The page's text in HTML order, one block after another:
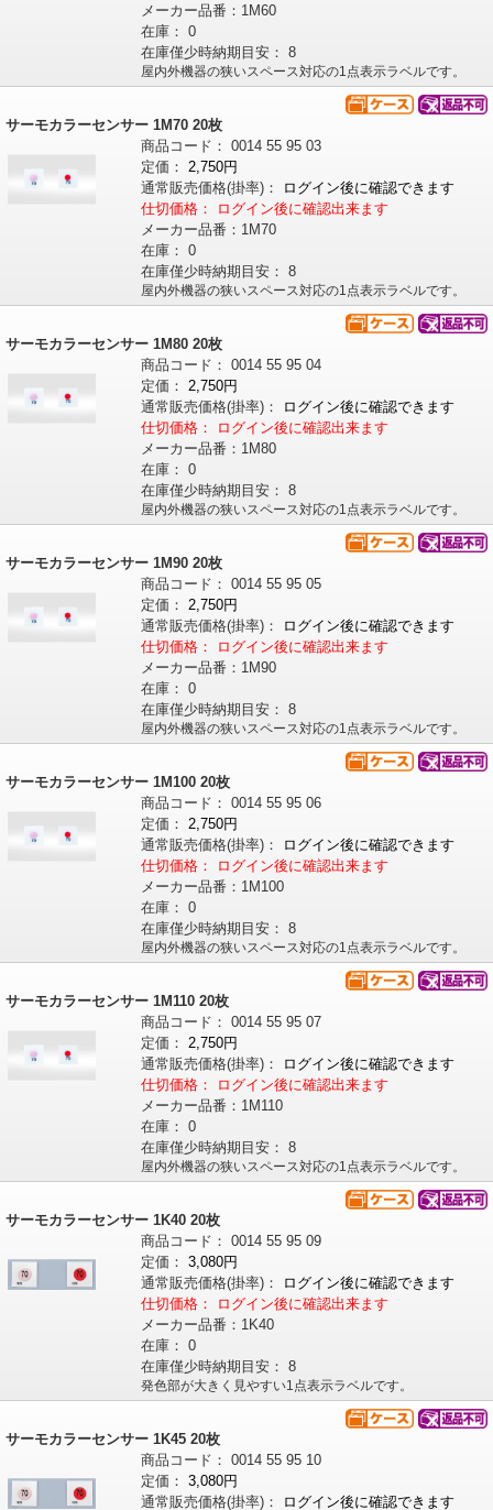
メーカー品番： 1M60
在庫： 0
在庫僅少時納期目安： 8
屋内外機器の狭いスペース対応の1点表示ラベルです。
サーモカラーセンサー 1M70 20枚
商品コード： 0014 55 95 03
定価： 2,750円
通常販売価格(掛率)：
ログイン後に確認できます
仕切価格：
ログイン後に確認出来ます
メーカー品番： 1M70
在庫： 0
在庫僅少時納期目安： 8
屋内外機器の狭いスペース対応の1点表示ラベルです。
サーモカラーセンサー 1M80 20枚
商品コード： 0014 55 95 04
定価： 2,750円
通常販売価格(掛率)：
ログイン後に確認できます
仕切価格：
ログイン後に確認出来ます
メーカー品番： 1M80
在庫： 0
在庫僅少時納期目安： 8
屋内外機器の狭いスペース対応の1点表示ラベルです。
サーモカラーセンサー 1M90 20枚
商品コード： 0014 55 95 05
定価： 2,750円
通常販売価格(掛率)：
ログイン後に確認できます
仕切価格：
ログイン後に確認出来ます
メーカー品番： 1M90
在庫： 0
在庫僅少時納期目安： 8
屋内外機器の狭いスペース対応の1点表示ラベルです。
サーモカラーセンサー 1M100 20枚
商品コード： 0014 55 95 06
定価： 2,750円
通常販売価格(掛率)：
ログイン後に確認できます
仕切価格：
ログイン後に確認出来ます
メーカー品番： 1M100
在庫： 0
在庫僅少時納期目安： 8
屋内外機器の狭いスペース対応の1点表示ラベルです。
サーモカラーセンサー 1M110 20枚
商品コード： 0014 55 95 07
定価： 2,750円
通常販売価格(掛率)：
ログイン後に確認できます
仕切価格：
ログイン後に確認出来ます
メーカー品番： 1M110
在庫： 0
在庫僅少時納期目安： 8
屋内外機器の狭いスペース対応の1点表示ラベルです。
サーモカラーセンサー 1K40 20枚
商品コード： 0014 55 95 09
定価： 3,080円
通常販売価格(掛率)：
ログイン後に確認できます
仕切価格：
ログイン後に確認出来ます
メーカー品番： 1K40
在庫： 0
在庫僅少時納期目安： 8
発色部が大きく見やすい1点表示ラベルです。
サーモカラーセンサー 1K45 20枚
商品コード： 0014 55 95 10
定価： 3,080円
通常販売価格(掛率)： ログイン後に確認できます